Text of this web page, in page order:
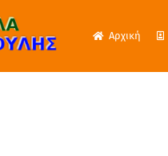
Αρχική